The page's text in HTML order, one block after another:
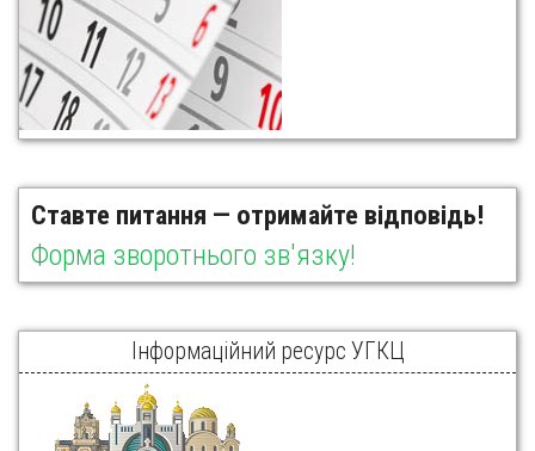
Ставте питання — отримайте відповідь!
Форма зворотнього зв'язку!
Інформаційний ресурс УГКЦ